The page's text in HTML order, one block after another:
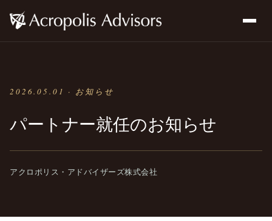
2026.05.01 · お知らせ
パートナー就任のお知らせ
アクロポリス・アドバイザーズ株式会社